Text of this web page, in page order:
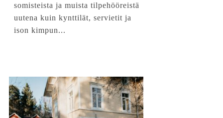
somisteista ja muista tilpehööreistä
uutena kuin kynttilät, servietit ja
ison kimpun...